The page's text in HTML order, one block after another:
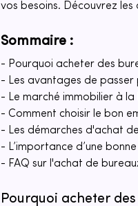
vos besoins. Découvrez
Sommaire :
- Pourquoi acheter des
- Les avantages de passer
- Le marché immobilier à la
- Comment choisir le bon
- Les démarches d'achat
- L’importance d’une
- FAQ sur l'achat de
Pourquoi acheter